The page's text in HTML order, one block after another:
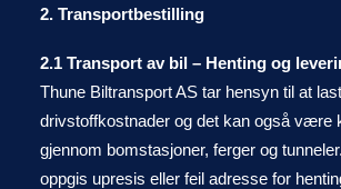
2. Transportbestilling
2.1 Transport av bil – Henting og
Thune Biltransport AS tar hensyn til at
drivstoffkostnader og det kan også være
gjennom bomstasjoner, ferger og
oppgis upresis eller feil adresse for